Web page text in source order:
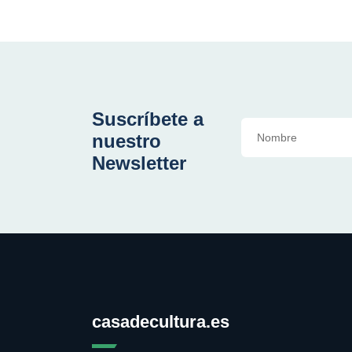
Suscríbete a
nuestro
Newsletter
casadecultura.es